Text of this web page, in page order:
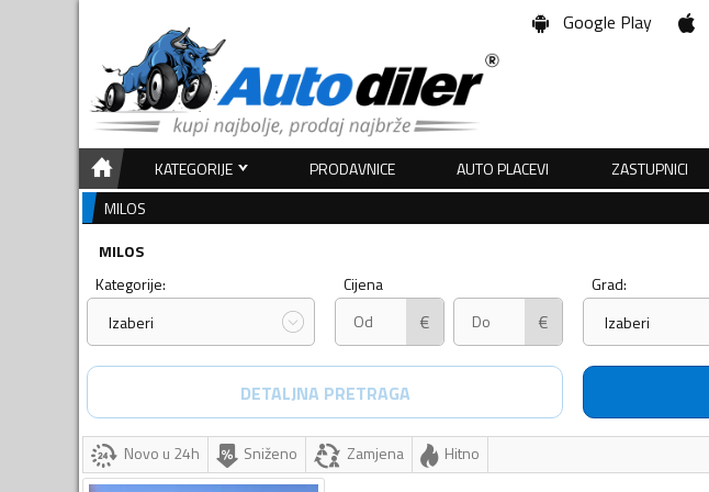
Google Play
KATEGORIJE PRODAVNICE AUTO PLACEVI ZASTUPNICI
MILOS
MILOS
Kategorije:
Izaberi
Cijena
€ €
Grad:
Izaberi
DETALJNA PRETRAGA
Novo u 24h Sniženo Zamjena Hitno